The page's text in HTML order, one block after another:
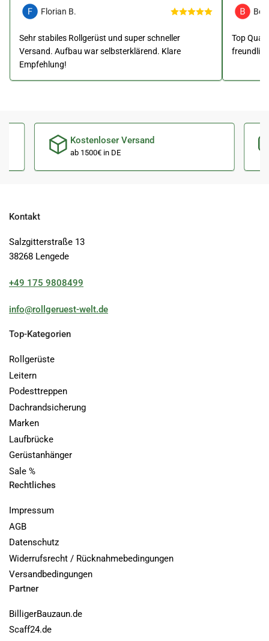
Florian B.
Sehr stabiles Rollgerüst und super schneller
Versand. Aufbau war selbsterklärend. Klare
Empfehlung!
Top
Kostenloser Versand
ab 1500€ in DE
Kontakt
Salzgitterstraße 13
38268 Lengede
+49 175 9808499
info@rollgeruest-welt.de
Top-Kategorien
Rollgerüste
Leitern
Podesttreppen
Dachrandsicherung
Marken
Laufbrücke
Gerüstanhänger
Sale %
Rechtliches
Impressum
AGB
Datenschutz
Widerrufsrecht / Rücknahmebedingungen
Versandbedingungen
Partner
BilligerBauzaun.de
Scaff24.de